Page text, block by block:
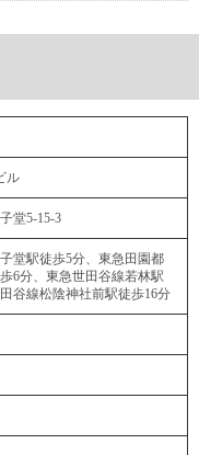
ル
堂5-15-3
堂駅徒歩5分、東急田園都
6分、東急世田谷線若林駅
谷線松陰神社前駅徒歩16分